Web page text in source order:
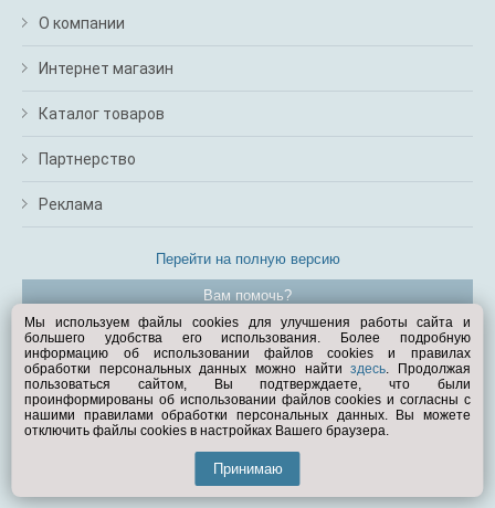
О компании
Интернет магазин
Каталог товаров
Партнерство
Реклама
Перейти на полную версию
Вам помочь?
© Exist.ru 1998—2026
Мы используем файлы cookies для улучшения работы сайта и
большего удобства его использования. Более подробную
информацию об использовании файлов cookies и правилах
обработки персональных данных можно найтиздесь. Продолжая
пользоваться сайтом, Вы подтверждаете, что были
проинформированы об использовании файлов cookies и согласны с
нашими правилами обработки персональных данных. Вы можете
отключить файлы cookies в настройках Вашего браузера.
Принимаю